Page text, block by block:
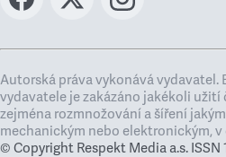
Autorská práva vykonává vydavatel.
vydavatele je zakázáno jakékoli užití
zejména rozmnožování a šíření
mechanickým nebo elektronickým, v
© Copyright Respekt Media a.s. ISSN